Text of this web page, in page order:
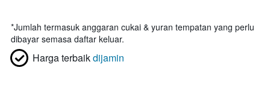
*Jumlah termasuk anggaran cukai & yuran tempatan yang perlu
dibayar semasa daftar keluar.
Harga terbaikdijamin